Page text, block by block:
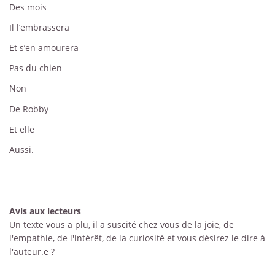
Des mois
Il l’embrassera
Et s’en amourera
Pas du chien
Non
De Robby
Et elle
Aussi.
Avis aux lecteurs
Un texte vous a plu, il a suscité chez vous de la joie, de
l'empathie, de l'intérêt, de la curiosité et vous désirez le dire à
l'auteur.e ?